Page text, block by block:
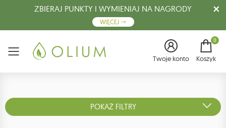
ZBIERAJ PUNKTY I WYMIENIAJ NA NAGRODY
WIĘCEJ
Menu Twoje konto
0
Koszyk
POKAŻ FILTRY